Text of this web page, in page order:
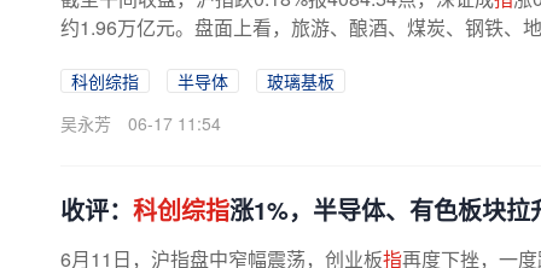
约1.96万亿元。盘面上看，旅游、酿酒、煤炭、钢铁、
科创综指 半导体
玻璃基板
吴永芳
06-17 11:54
收评： 科创综指涨1%，半导体、有色板块
6月11日，沪指盘中窄幅震荡，创业板指再度下挫，一